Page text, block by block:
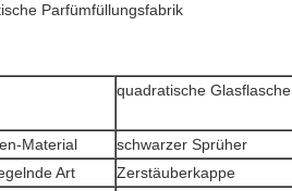
Parfümfüllungsfabrik
quadratische Glasflasche
Material
schwarzer Sprüher
Art
Zerstäuberkappe